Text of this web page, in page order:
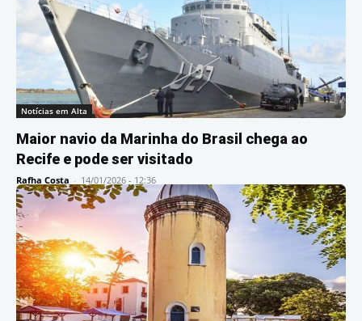
Notícias em Alta
Maior navio da Marinha do Brasil chega ao
Recife e pode ser visitado
Rafha Costa - 14/01/2026 - 12:36